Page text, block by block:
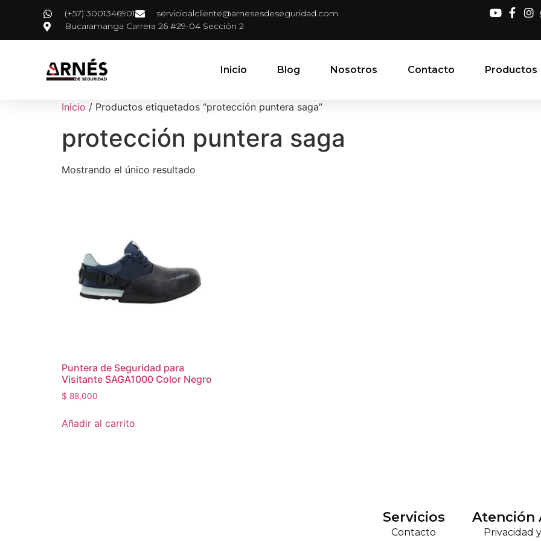
(+57) 3001346901
servicioalcliente@arnesesdeseguridad.com
Bucaramanga Carrera 26 #29-04 Sección 2
Inicio Blog Nosotros Contacto Productos
Inicio / Productos etiquetados “protección puntera saga”
protección puntera saga
Mostrando el único resultado
Puntera de Seguridad para
Visitante SAGA1000 Color Negro
$ 88,000
Añadir al carrito
Servicios
Contacto
Atención
Privacidad